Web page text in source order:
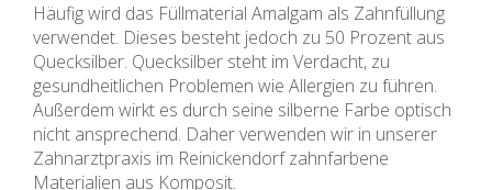
Häufig wird das Füllmaterial Amalgam als Zahnfüllung
verwendet. Dieses besteht jedoch zu 50 Prozent aus
Quecksilber. Quecksilber steht im Verdacht, zu
gesundheitlichen Problemen wie Allergien zu führen.
Außerdem wirkt es durch seine silberne Farbe optisch
nicht ansprechend. Daher verwenden wir in unserer
Zahnarztpraxis im Reinickendorf zahnfarbene
Materialien aus Komposit.